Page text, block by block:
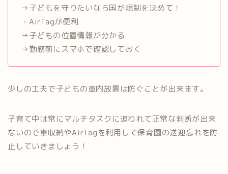
→子どもを守りたいなら国が規制を決めて！
・AirTagが便利
→子どもの位置情報が分かる
→勤務前にスマホで確認しておく
少しの工夫で子どもの車内放置は防ぐことが出来ます。
子育て中は常にマルチタスクに追われて正常な判断が出来
ないので車収納やAirTagを利用して保育園の送迎忘れを防
止していきましょう！